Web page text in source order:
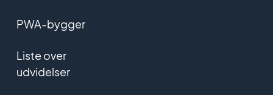
PWA-bygger
Liste over
udvidelser